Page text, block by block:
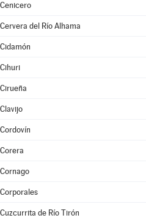
Cenicero
Cervera del Río Alhama
Cidamón
Cihuri
Cirueña
Clavijo
Cordovín
Corera
Cornago
Corporales
Cuzcurrita de Río Tirón